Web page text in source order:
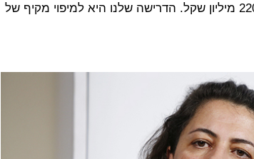
איך לחלק את הסכום שעומד על 220 מיליון שקל. הדרישה שלנו היא למיפוי מקיף של